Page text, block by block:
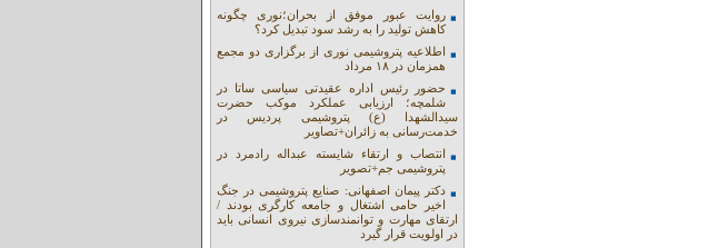
روایت عبور موفق از بحران؛نوری چگونه
کاهش تولید را به رشد سود تبدیل کرد؟
اطلاعیه پتروشیمی نوری از برگزاری دو مجمع
همزمان در ۱۸ مرداد
حضور رئیس اداره عقیدتی سیاسی ساتا در
شلمچه؛ ارزیابی عملکرد موکب حضرت
سیدالشهدا (ع) پتروشیمی پردیس در
خدمت‌رسانی به زائران+تصاویر
انتصاب و ارتقاء شایسته عبداله رادمرد در
پتروشیمی جم+تصویر
دکتر پیمان اصفهانی: صنایع پتروشیمی در جنگ
اخیر حامی اشتغال و جامعه کارگری بودند /
ارتقای مهارت و توانمندسازی نیروی انسانی باید
در اولویت قرار گیرد